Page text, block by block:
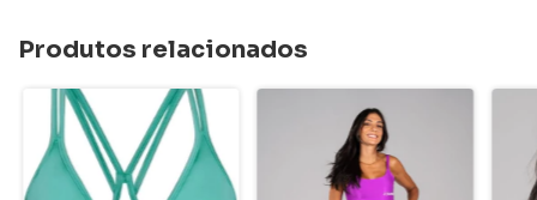
Produtos relacionados